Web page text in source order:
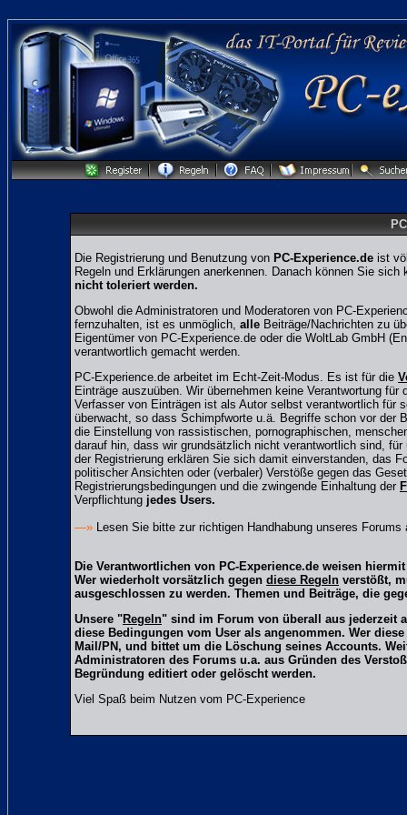
Die Registrierung und Benutzung von PC-Experience.de ist
Regeln und Erklärungen anerkennen. Danach können Sie
nicht toleriert werden.
Obwohl die Administratoren und Moderatoren von PC-
fernzuhalten, ist es unmöglich, alle Beiträge/Nachrichten zu
Eigentümer von PC-Experience.de oder die WoltLab GmbH
verantwortlich gemacht werden.
PC-Experience.de arbeitet im Echt-Zeit-Modus. Es ist für die
Einträge auszuüben. Wir übernehmen keine Verantwortung
Verfasser von Einträgen ist als Autor selbst verantwortlich für
überwacht, so dass Schimpfworte u.ä. Begriffe schon vor der
die Einstellung von rassistischen, pornographischen,
darauf hin, dass wir grundsätzlich nicht verantwortlich sind,
der Registrierung erklären Sie sich damit einverstanden, das
politischer Ansichten oder (verbaler) Verstöße gegen das
Registrierungsbedingungen und die zwingende Einhaltung der
Verpflichtung jedes Users.
—» Lesen Sie bitte zur richtigen Handhabung unseres Forums
Die Verantwortlichen von PC-Experience.de weisen
Wer wiederholt vorsätzlich gegen diese Regeln verstößt,
ausgeschlossen zu werden. Themen und Beiträge, die
Unsere "Regeln" sind im Forum von überall aus jederzeit
diese Bedingungen vom User als angenommen. Wer
Mail/PN, und bittet um die Löschung seines Accounts.
Administratoren des Forums u.a. aus Gründen des
Begründung editiert oder gelöscht werden.
Viel Spaß beim Nutzen vom PC-Experience